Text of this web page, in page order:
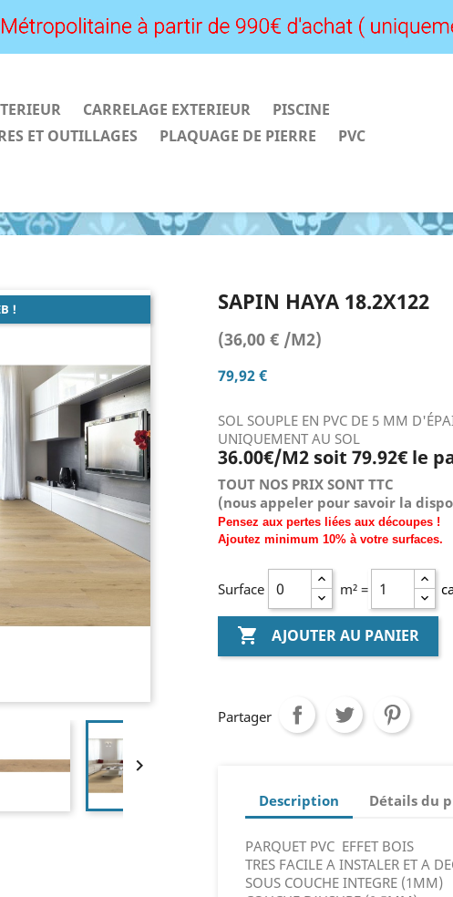
CARRELAGE EXTERIEUR
PISCINE
ET OUTILLAGES
PLAQUAGE DE PIERRE PVC
!

SAPIN HAYA 18.2X122
(36,00 € /M2)
79,92 €
SOL SOUPLE EN PVC DE 5 MM
UNIQUEMENT AU SOL
36.00€/M2 soit 79.92€ le
TOUT NOS PRIX SONT TTC
(nous appeler pour savoir la
Pensez aux pertes liées aux découpes !
Ajoutez minimum 10% à votre surfaces.
Surface m² =
 AJOUTER AU PANIER
Partager
Description Détails du
PARQUET PVC EFFET BOIS
TRES FACILE A INSTALER ET A
SOUS COUCHE INTEGRE (1MM)